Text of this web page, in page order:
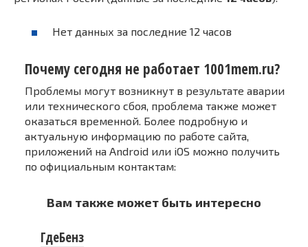
Нет данных за последние 12 часов
Почему сегодня не работает 1001mem.ru?
Проблемы могут возникнут в результате аварии
или технического сбоя, проблема также может
оказаться временной. Более подробную и
актуальную информацию по работе сайта,
приложений на Android или iOS можно получить
по официальным контактам:
Вам также может быть интересно
ГдеБенз